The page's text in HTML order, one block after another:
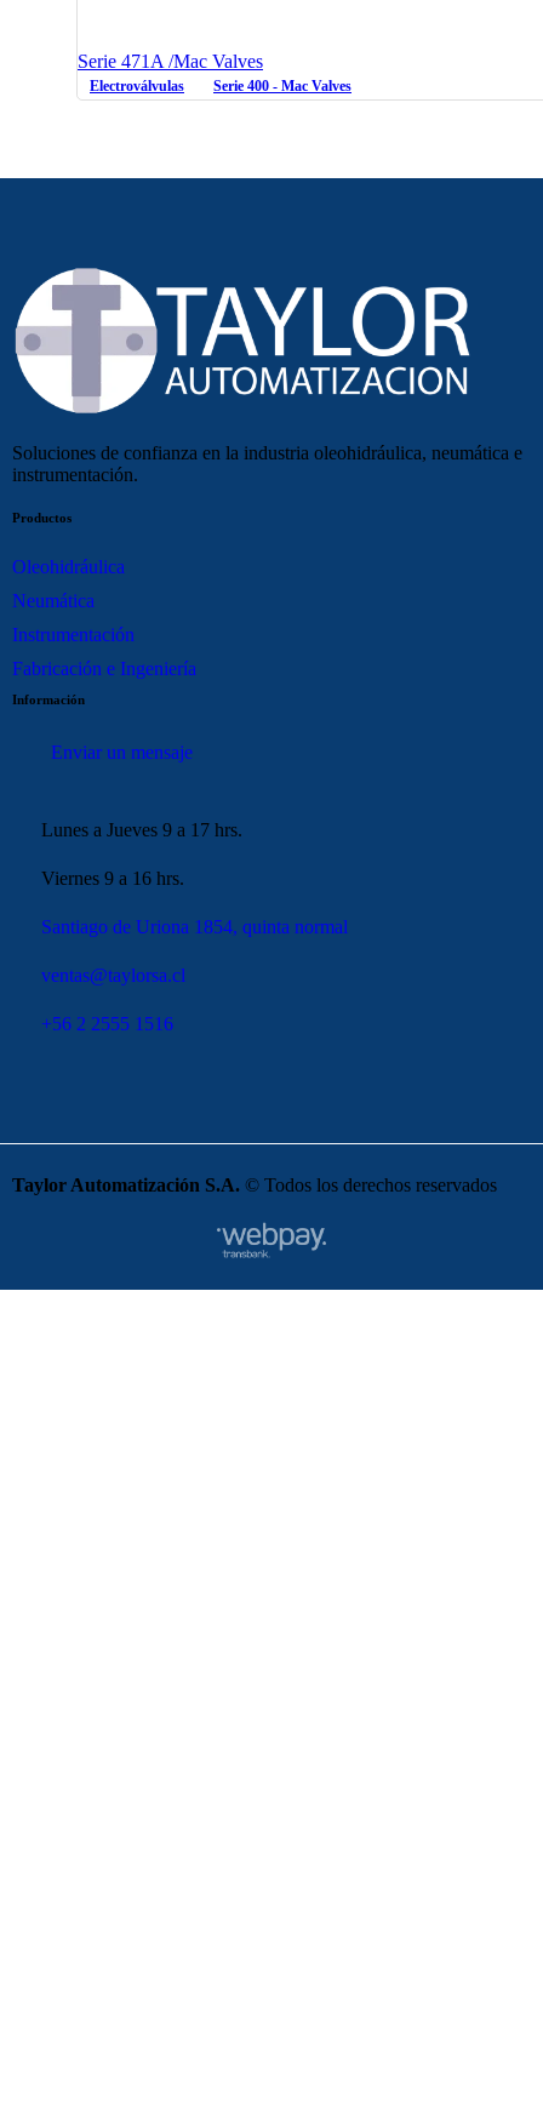
Serie 471A /Mac Valves
Electroválvulas Serie 400 - Mac Valves
Soluciones de confianza en la industria oleohidráulica, neumática e
instrumentación.
Productos
Oleohidráulica
Neumática
Instrumentación
Fabricación e Ingeniería
Información
Enviar un mensaje
Lunes a Jueves 9 a 17 hrs.
Viernes 9 a 16 hrs.
Santiago de Uriona 1854, quinta normal
ventas@taylorsa.cl
+56 2 2555 1516
Taylor Automatización S.A. © Todos los derechos reservados